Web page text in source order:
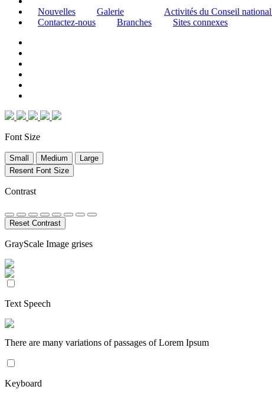
Nouvelles Galerie Activités du Conseil
Contactez-nous
Branches Sites connexes
Font Size
Small Medium
Large
Resent Font Size
Contrast
Reset Contrast
GrayScale Image grises
Text Speech
There are many variations of passages of Lorem Ipsum
Keyboard